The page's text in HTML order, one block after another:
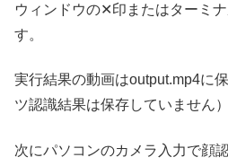
ウィンドウの✕印またはターミ
す。
実行結果の動画はoutput.mp4に
ツ認識結果は保存していません）
次にパソコンのカメラ入力で顔